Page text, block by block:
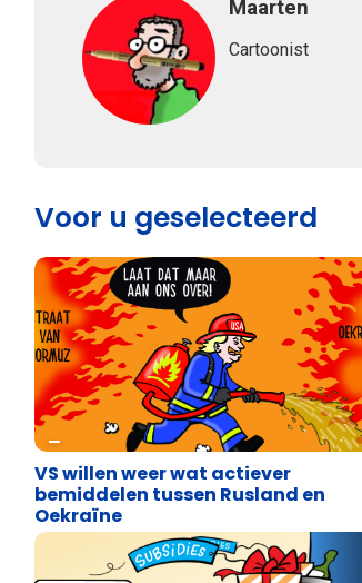
Maarten
Cartoonist
Voor u geselecteerd
Cartoons
VS willen weer wat actiever
bemiddelen tussen Rusland en
Oekraïne